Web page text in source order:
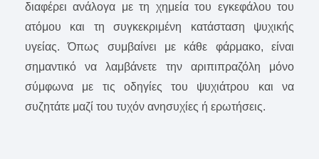
διαφέρει ανάλογα με τη χημεία του εγκεφάλου του
ατόμου και τη συγκεκριμένη κατάσταση ψυχικής
υγείας. Όπως συμβαίνει με κάθε φάρμακο, είναι
σημαντικό να λαμβάνετε την αριπιπραζόλη μόνο
σύμφωνα με τις οδηγίες του ψυχιάτρου και να
συζητάτε μαζί του τυχόν ανησυχίες ή ερωτήσεις.